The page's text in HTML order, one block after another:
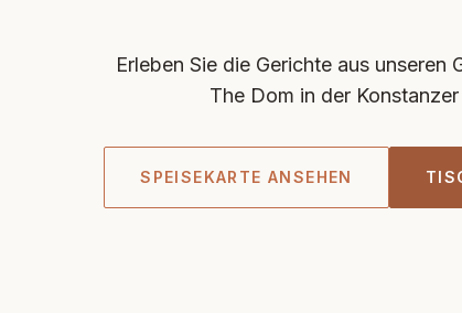
Erleben Sie die Gerichte aus unseren
The Dom in der
SPEISEKARTE ANSEHEN